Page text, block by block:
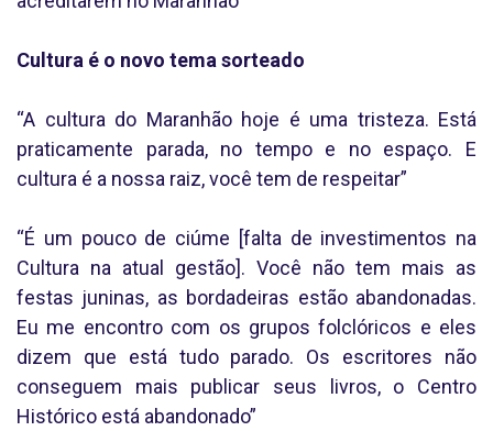
Cultura é o novo tema sorteado
“A cultura do Maranhão hoje é uma tristeza. Está
praticamente parada, no tempo e no espaço. E
cultura é a nossa raiz, você tem de respeitar”
“É um pouco de ciúme [falta de investimentos na
Cultura na atual gestão]. Você não tem mais as
festas juninas, as bordadeiras estão abandonadas.
Eu me encontro com os grupos folclóricos e eles
dizem que está tudo parado. Os escritores não
conseguem mais publicar seus livros, o Centro
Histórico está abandonado”